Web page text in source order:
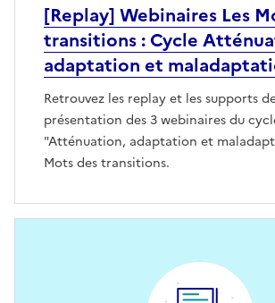
[Replay] Webinaires Les
transitions : Cycle
adaptation et
Retrouvez les replay et les supports
présentation des 3 webinaires du
"Atténuation, adaptation et
Mots des transitions.